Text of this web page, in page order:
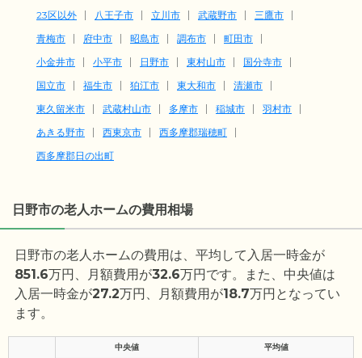
23区以外 八王子市 立川市 武蔵野市
三鷹市
青梅市
府中市 昭島市 調布市
町田市
小金井市
小平市 日野市 東村山市
国分寺市
国立市
福生市 狛江市 東大和市
清瀬市
東久留米市
武蔵村山市 多摩市 稲城市
羽村市
あきる野市
西東京市
西多摩郡瑞穂町
西多摩郡日の出町
日野市の老人ホームの費用相場
日野市の老人ホームの費用は、平均して入居一時金が
851.6万円、月額費用が32.6万円です。また、中央値は
入居一時金が27.2万円、月額費用が18.7万円となってい
ます。
中央値 平均値